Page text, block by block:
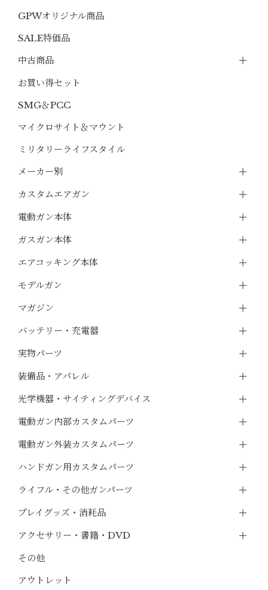
GPWオリジナル商品
SALE特価品
中古商品
お買い得セット
SMG＆PCC
マイクロサイト＆マウント
ミリタリーライフスタイル
メーカー別
カスタムエアガン
電動ガン本体
ガスガン本体
エアコッキング本体
モデルガン
マガジン
バッテリー・充電器
実物パーツ
装備品・アパレル
光学機器・サイティングデバイス
電動ガン内部カスタムパーツ
電動ガン外装カスタムパーツ
ハンドガン用カスタムパーツ
ライフル・その他ガンパーツ
プレイグッズ・消耗品
アクセサリー・書籍・DVD
その他
アウトレット